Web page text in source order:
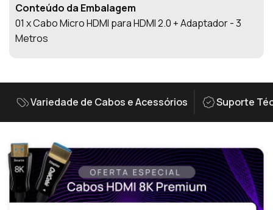
Conteúdo da Embalagem
01 x Cabo Micro HDMI para HDMI 2.0 + Adaptador - 3
Metros
Variedade de Cabos e Acessórios Suporte